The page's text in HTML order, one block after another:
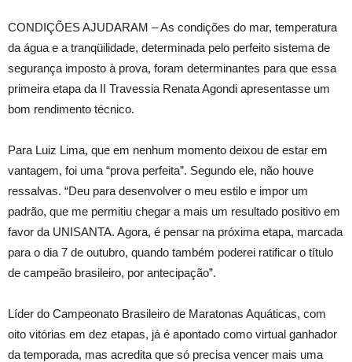
CONDIÇÕES AJUDARAM – As condições do mar, temperatura
da água e a tranqüilidade, determinada pelo perfeito sistema de
segurança imposto à prova, foram determinantes para que essa
primeira etapa da II Travessia Renata Agondi apresentasse um
bom rendimento técnico.
Para Luiz Lima, que em nenhum momento deixou de estar em
vantagem, foi uma “prova perfeita”. Segundo ele, não houve
ressalvas. “Deu para desenvolver o meu estilo e impor um
padrão, que me permitiu chegar a mais um resultado positivo em
favor da UNISANTA. Agora, é pensar na próxima etapa, marcada
para o dia 7 de outubro, quando também poderei ratificar o título
de campeão brasileiro, por antecipação”.
Líder do Campeonato Brasileiro de Maratonas Aquáticas, com
oito vitórias em dez etapas, já é apontado como virtual ganhador
da temporada, mas acredita que só precisa vencer mais uma